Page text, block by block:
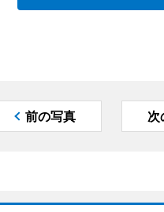
前の写真 次